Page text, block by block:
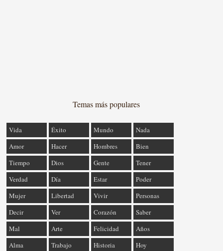
Temas más populares
Vida Éxito Mundo
Nada
Amor
Hacer Hombres
Bien
Tiempo
Dios Gente
Tener
Verdad
Día Estar
Poder
Mujer
Libertad Vivir
Personas
Decir
Ver Corazón
Saber
Mal
Arte Felicidad
Años
Alma
Trabajo Historia Hoy